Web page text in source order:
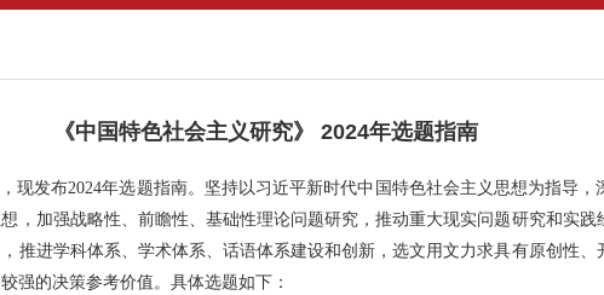
《中国特色社会主义研究》 2024年选题指南
现发布2024年选题指南。坚持以习近平新时代中国特色社会主义思想为指导，
，加强战略性、前瞻性、基础性理论问题研究，推动重大现实问题研究和实践
推进学科体系、学术体系、话语体系建设和创新，选文用文力求具有原创性、
强的决策参考价值。具体选题如下：